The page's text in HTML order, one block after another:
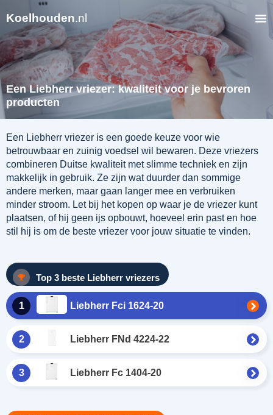
Koelhouden.nl
Een Liebherr vriezer: kwaliteit voor je bevroren
producten
Een Liebherr vriezer is een goede keuze voor wie
betrouwbaar en zuinig voedsel wil bewaren. Deze vriezers
combineren Duitse kwaliteit met slimme techniek en zijn
makkelijk in gebruik. Ze zijn wat duurder dan sommige
andere merken, maar gaan langer mee en verbruiken
minder stroom. Let bij het kopen op waar je de vriezer kunt
plaatsen, of hij geen ijs opbouwt, hoeveel erin past en hoe
stil hij is om de beste vriezer voor jouw situatie te vinden.
Top 3 beste Liebherr vriezers
1 Liebherr Fci 1624-20
2 Liebherr FNd 4224-22
3 Liebherr Fc 1404-20